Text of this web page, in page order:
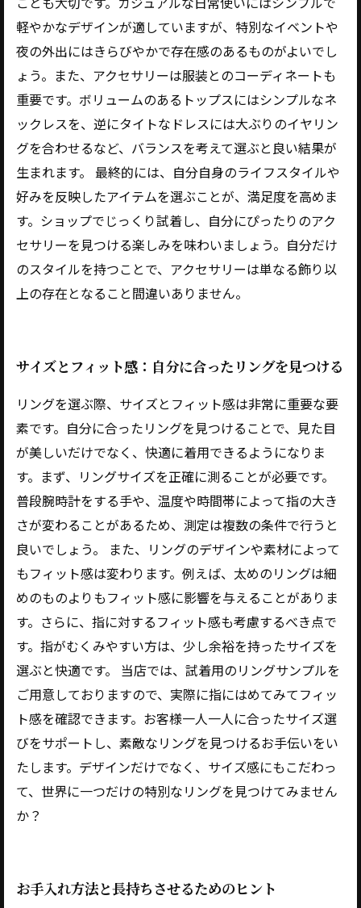
軽やかなデザインが適していますが、特別なイベントや
夜の外出にはきらびやかで存在感のあるものがよいでし
ょう。また、アクセサリーは服装とのコーディネートも
重要です。ボリュームのあるトップスにはシンプルなネ
ックレスを、逆にタイトなドレスには大ぶりのイヤリン
グを合わせるなど、バランスを考えて選ぶと良い結果が
生まれます。 最終的には、自分自身のライフスタイルや
好みを反映したアイテムを選ぶことが、満足度を高めま
す。ショップでじっくり試着し、自分にぴったりのアク
セサリーを見つける楽しみを味わいましょう。自分だけ
のスタイルを持つことで、アクセサリーは単なる飾り以
上の存在となること間違いありません。
サイズとフィット感：自分に合ったリングを見つける
リングを選ぶ際、サイズとフィット感は非常に重要な要
素です。自分に合ったリングを見つけることで、見た目
が美しいだけでなく、快適に着用できるようになりま
す。まず、リングサイズを正確に測ることが必要です。
普段腕時計をする手や、温度や時間帯によって指の大き
さが変わることがあるため、測定は複数の条件で行うと
良いでしょう。 また、リングのデザインや素材によって
もフィット感は変わります。例えば、太めのリングは細
めのものよりもフィット感に影響を与えることがありま
す。さらに、指に対するフィット感も考慮するべき点で
す。指がむくみやすい方は、少し余裕を持ったサイズを
選ぶと快適です。 当店では、試着用のリングサンプルを
ご用意しておりますので、実際に指にはめてみてフィッ
ト感を確認できます。お客様一人一人に合ったサイズ選
びをサポートし、素敵なリングを見つけるお手伝いをい
たします。デザインだけでなく、サイズ感にもこだわっ
て、世界に一つだけの特別なリングを見つけてみません
か？
お手入れ方法と長持ちさせるためのヒント